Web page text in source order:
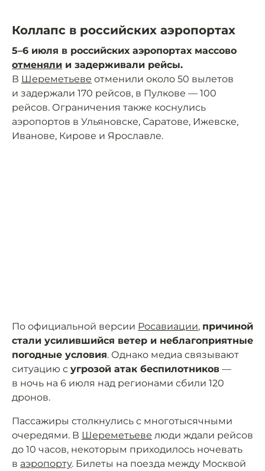
Коллапс в российских аэропортах
5–6 июля в российских аэропортах массово
отменяли и задерживали рейсы.
В Шереметьеве отменили около 50 вылетов
и задержали 170 рейсов, в Пулкове — 100
рейсов. Ограничения также коснулись
аэропортов в Ульяновске, Саратове, Ижевске,
Иванове, Кирове и Ярославле.
По официальной версии Росавиации, причиной
стали усилившийся ветер и неблагоприятные
погодные условия. Однако медиа связывают
ситуацию с угрозой атак беспилотников —
в ночь на 6 июля над регионами сбили 120
дронов.
Пассажиры столкнулись с многотысячными
очередями. В Шереметьеве люди ждали рейсов
до 10 часов, некоторым приходилось ночевать
в аэропорту. Билеты на поезда между Москвой